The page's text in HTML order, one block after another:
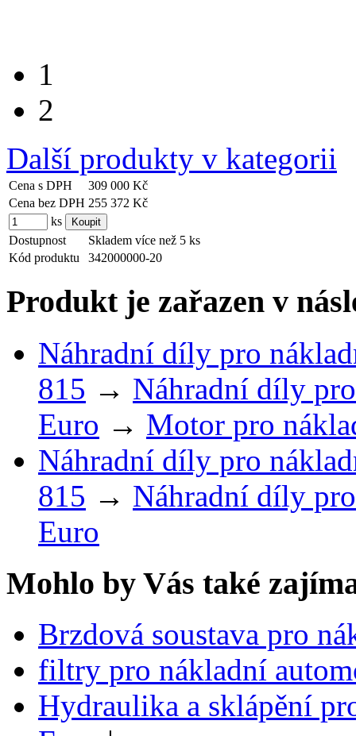
1
2
Další produkty v kategorii
Cena s DPH
309 000 Kč
Cena bez DPH 255 372 Kč
ks
Dostupnost
Skladem více než 5 ks
Kód produktu
342000000-20
Produkt je zařazen v
Náhradní díly pro
815 → Náhradní díly
Euro → Motor pro
Náhradní díly pro
815 → Náhradní díly
Euro
Mohlo by Vás také
Brzdová soustava pro
filtry pro nákladní
Hydraulika a sklápění